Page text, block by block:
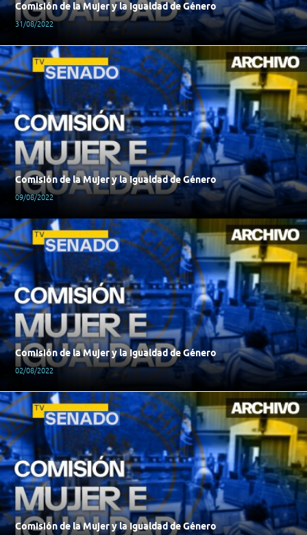
Comisión de la Mujer y la Igualdad de Género
31/08/2022
Comisión de la Mujer y la Igualdad de Género
09/08/2022
Comisión de la Mujer y la Igualdad de Género
02/08/2022
Comisión de la Mujer y la Igualdad de Género